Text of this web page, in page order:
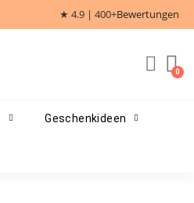
★ 4.9 | 400+Bewertungen
Geschenkideen